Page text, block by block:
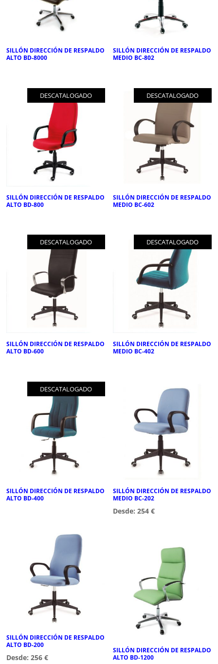
SILLÓN DIRECCIÓN DE RESPALDO
ALTO BD-8000
SILLÓN DIRECCIÓN DE RESPALDO
MEDIO BC-802
DESCATALOGADO
SILLÓN DIRECCIÓN DE RESPALDO
ALTO BD-800
DESCATALOGADO
SILLÓN DIRECCIÓN DE RESPALDO
MEDIO BC-602
DESCATALOGADO
SILLÓN DIRECCIÓN DE RESPALDO
ALTO BD-600
DESCATALOGADO
SILLÓN DIRECCIÓN DE RESPALDO
MEDIO BC-402
DESCATALOGADO
SILLÓN DIRECCIÓN DE RESPALDO
ALTO BD-400
SILLÓN DIRECCIÓN DE RESPALDO
MEDIO BC-202
Desde:254€
SILLÓN DIRECCIÓN DE RESPALDO
ALTO BD-200
Desde:256€
SILLÓN DIRECCIÓN DE RESPALDO
ALTO BD-1200